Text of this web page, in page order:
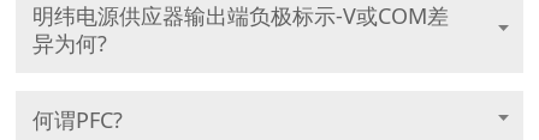
明纬电源供应器输出端负极标示-V或COM差
异为何?
何谓PFC?